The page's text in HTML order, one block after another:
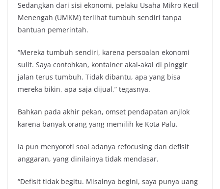
Sedangkan dari sisi ekonomi, pelaku Usaha Mikro Kecil
Menengah (UMKM) terlihat tumbuh sendiri tanpa
bantuan pemerintah.
“Mereka tumbuh sendiri, karena persoalan ekonomi
sulit. Saya contohkan, kontainer akal-akal di pinggir
jalan terus tumbuh. Tidak dibantu, apa yang bisa
mereka bikin, apa saja dijual,” tegasnya.
Bahkan pada akhir pekan, omset pendapatan anjlok
karena banyak orang yang memilih ke Kota Palu.
Ia pun menyoroti soal adanya refocusing dan defisit
anggaran, yang dinilainya tidak mendasar.
“Defisit tidak begitu. Misalnya begini, saya punya uang